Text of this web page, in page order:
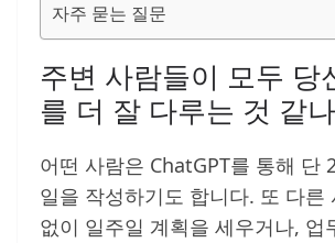
자주 묻는 질문
주변 사람들이 모두 당
를 더 잘 다루는 것 같
어떤 사람은 ChatGPT를 통해 단
일을 작성하기도 합니다. 또 다른
없이 일주일 계획을 세우거나, 업